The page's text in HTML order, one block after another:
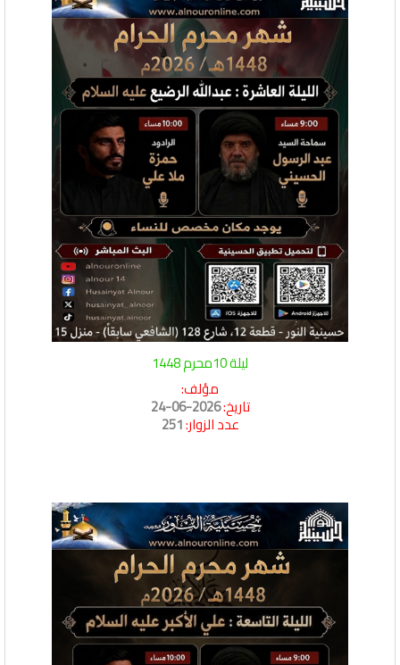
ليلة 10محرم 1448
مؤلف:
تاريخ:2026-06-24
عدد الزوار:251